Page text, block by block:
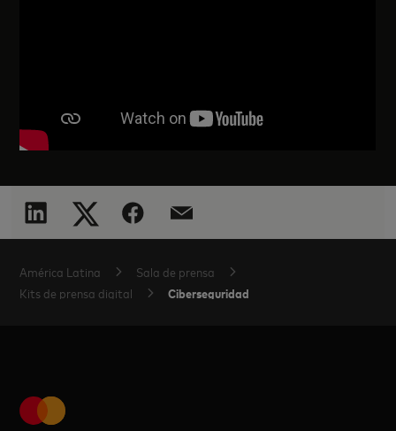
América Latina
Sala de prensa
Kits de prensa digital
Ciberseguridad